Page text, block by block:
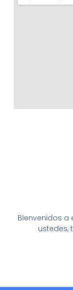
BIenvenidos
ustedes,